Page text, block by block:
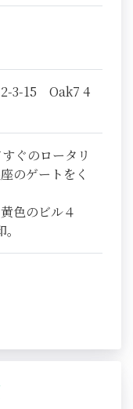
2-3-15 Oak7 4
ぐのロータリ
のゲートをく
色のビル４